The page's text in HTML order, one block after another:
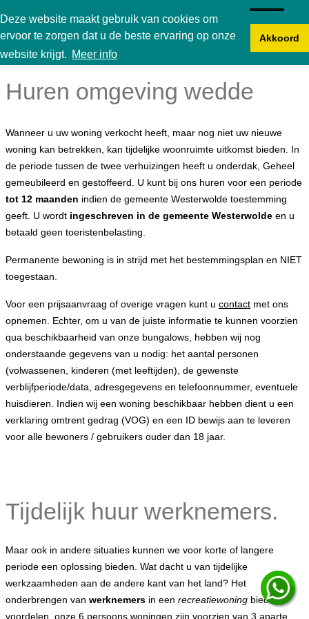
Deze website maakt gebruik van cookies om
ervoor te zorgen dat u de beste ervaring op onze
website krijgt. Meer info
Akkoord
Karperbungalow
Huren omgeving wedde
Wanneer u uw woning verkocht heeft, maar nog niet uw nieuwe
woning kan betrekken, kan tijdelijke woonruimte uitkomst bieden. In
de periode tussen de twee verhuizingen heeft u onderdak, Geheel
gemeubileerd en gestoffeerd. U kunt bij ons huren voor een periode
tot 12 maanden indien de gemeente Westerwolde toestemming
geeft. U wordt ingeschreven in de gemeente Westerwolde en u
betaald geen toeristenbelasting.
Permanente bewoning is in strijd met het bestemmingsplan en NIET
toegestaan.
Voor een prijsaanvraag of overige vragen kunt u contact met ons
opnemen. Echter, om u van de juiste informatie te kunnen voorzien
qua beschikbaarheid van onze bungalows, hebben wij nog
onderstaande gegevens van u nodig: het aantal personen
(volwassenen, kinderen (met leeftijden), de gewenste
verblijfperiode/data, adresgegevens en telefoonnummer, eventuele
huisdieren. Indien wij een woning beschikbaar hebben dient u een
verklaring omtrent gedrag (VOG) en een ID bewijs aan te leveren
voor alle bewoners / gebruikers ouder dan 18 jaar.
Tijdelijk huur werknemers.
Maar ook in andere situaties kunnen we voor korte of langere
periode een oplossing bieden. Wat dacht u van tijdelijke
werkzaamheden aan de andere kant van het land? Het
onderbrengen van werknemers in een recreatiewoning bied
voordelen, onze 6 persoons woningen zijn voorzien van 3 aparte